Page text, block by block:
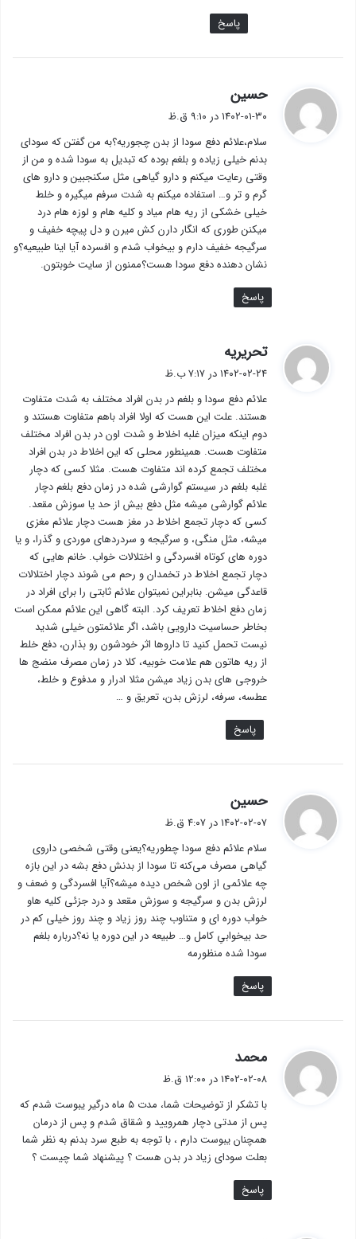
پاسخ
حسین
ف
:
۱۴۰۲-۰۱-۳۰ در ۹:۱۰ ق.ظ
سلام،علائم دفع سودا از بدن چجوریه؟به من گفتن که سودای
بدنم خیلی زیاده و بلغم بوده که تبدیل به سودا شده و من از
وقتی رعایت میکنم و دارو گیاهی مثل سکنجبین و دارو های
گرم و تر و… استفاده میکنم به شدت سرفم میگیره و خلط
خیلی خشکی از ریه هام میاد و کلیه هام و لوزه هام درد
میکنن طوری که انگار دارن کش میرن و دل پیچه خفیف و
سرگیجه خفیف دارم و بیخواب شدم و افسرده آیا اینا طبیعیه؟و
نشان دهنده دفع سودا هست؟ممنون از سایت خوبتون.
پاسخ
تحریریه
ف
:
۱۴۰۲-۰۲-۲۴ در ۷:۱۷ ب.ظ
علائم دفع سودا و بلغم در بدن افراد مختلف به شدت متفاوت
هستند. علت این هست که اولا افراد باهم متفاوت هستند و
دوم اینکه میزان غلبه اخلاط و شدت اون در بدن افراد مختلف
متفاوت هست. همینطور محلی که این اخلاط در بدن افراد
مختلف تجمع کرده اند متفاوت هست. مثلا کسی که دچار
غلبه بلغم در سیستم گوارشی شده در زمان دفع بلغم دچار
علائم گوارشی میشه مثل دفع بیش از حد یا سوزش مقعد.
کسی که دچار تجمع اخلاط در مغز هست دچار علائم مغزی
میشه، مثل منگی، و سرگیجه و سردردهای موردی و گذرا، و یا
دوره های کوتاه افسردگی و اختلالات خواب. خانم هایی که
دچار تجمع اخلاط در تخمدان و رحم می شوند دچار اختلالات
قاعدگی میشن. بنابراین نمیتوان علائم ثابتی را برای افراد در
زمان دفع اخلاط تعریف کرد. البته گاهی این علائم ممکن است
بخاطر حساسیت دارویی باشد، اگر علائمتون خیلی شدید
نیست تحمل کنید تا داروها اثر خودشون رو بذارن، دفع خلط
از ریه هاتون هم علامت خوبیه، کلا در زمان مصرف منضج ها
خروجی های بدن زیاد میشن مثلا ادرار و مدفوع و خلط،
عطسه، سرفه، لرزش بدن، تعریق و …
پاسخ
حسین
ف
:
۱۴۰۲-۰۲-۰۷ در ۴:۰۷ ق.ظ
سلام علائم دفع سودا چطوریه؟یعنی وقتی شخصی داروی
گیاهی مصرف می‌کنه تا سودا از بدنش دفع بشه در این بازه
چه علائمی از اون شخص دیده میشه؟آیا افسردگی و ضعف و
لرزش بدن و سرگیجه و سوزش مقعد و درد جزئی کلیه هاو
خواب دوره ای و متناوب چند روز زیاد و چند روز خیلی کم در
حد بیخوابیِ کامل و… طبیعه در این دوره یا نه؟درباره بلغم
سودا شده منظورمه
پاسخ
محمد
۱۴۰۲-۰۲-۰۸ در ۱۲:۰۰ ق.ظ
با تشکر از توضیحات شما، مدت ۵ ماه درگیر یبوست شدم که
پس از مدتی دچار همرویید و شقاق شدم و پس از درمان
همچنان یبوست دارم ، با توجه به طبع سرد بدنم به نظر شما
بعلت سودای زیاد در بدن هست ؟ پیشنهاد شما چیست ؟
پاسخ